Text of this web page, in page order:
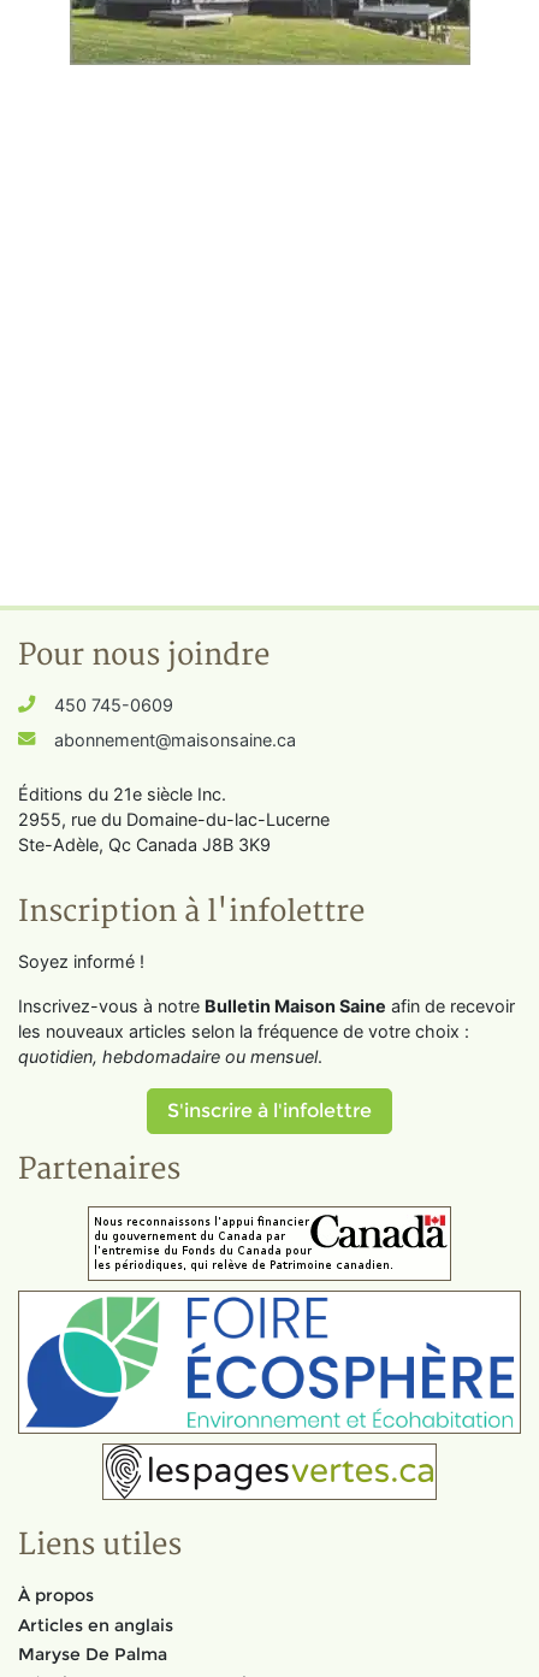
Pour nous joindre
450 745-0609
abonnement@maisonsaine.ca
Éditions du 21e siècle Inc.
2955, rue du Domaine-du-lac-Lucerne
Ste-Adèle, Qc Canada J8B 3K9
Inscription à l'infolettre
Soyez informé !
Inscrivez-vous à notre Bulletin Maison Saine afin de recevoir
les nouveaux articles selon la fréquence de votre choix :
quotidien, hebdomadaire ou mensuel.
S'inscrire à l'infolettre
Partenaires
Liens utiles
À propos
Articles en anglais
Maryse De Palma